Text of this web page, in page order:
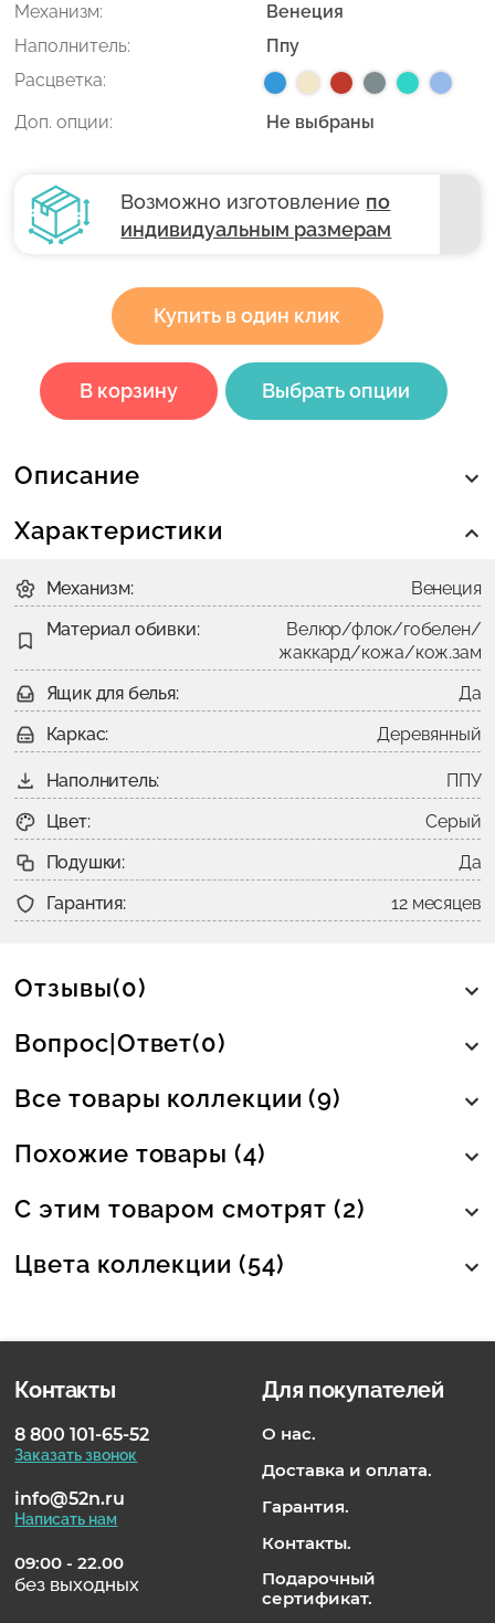
Механизм:
Венеция
Наполнитель:
Ппу
Расцветка:
Доп. опции:
Не выбраны
Возможно изготовление по
индивидуальным размерам
Купить в один клик
В корзину Выбрать опции
Описание
Характеристики
Механизм:
Венеция
Материал обивки:
Велюр/флок/гобелен/
жаккард/кожа/кож.зам
Ящик для белья:
Да
Каркас:
Деревянный
Наполнитель:
ППУ
Цвет:
Серый
Подушки:
Да
Гарантия:
12 месяцев
Отзывы(0)
Вопрос|Ответ(0)
Все товары коллекции (9)
Похожие товары (4)
С этим товаром смотрят (2)
Цвета коллекции (54)
Контакты
8 800 101-65-52
Заказать звонок
info@52n.ru
Написать нам
09:00 - 22.00
без выходных
Для покупателей
О нас.
Доставка и оплата.
Гарантия.
Контакты.
Подарочный
сертификат.